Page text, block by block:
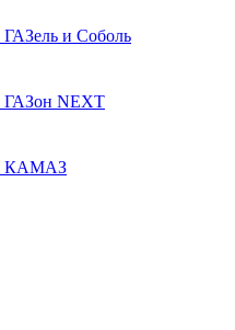
и Соболь
ГАЗон NEXT
КАМАЗ